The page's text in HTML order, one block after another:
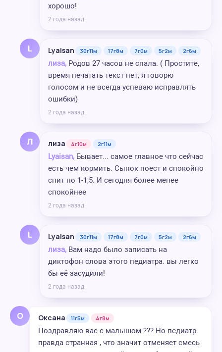
хорошо!
2 года назад
L Lyaisan 30г11м 17г8м 7г0м 5г2м 2г6м
лиза, Родов 27 часов не спала. ( Простите,
время печатать текст нет, я говорю
голосом и не всегда успеваю исправлять
ошибки)
2 года назад
Л лиза 4г10м 2г11м
Lyaisan, Бывает... самое главное что сейчас
есть чем кормить. Сынок поест и спокойно
спит по 1-1,5. И сегодня более менее
спокойнее
2 года назад
L Lyaisan 30г11м 17г8м 7г0м 5г2м 2г6м
лиза, Вам надо было записать на
диктофон слова этого педиатра. вы легко
бы её засудили!
2 года назад
О Оксана 11г5м 4г8м
Поздравляю вас с малышом ??? Но педиатр
правда странная , что значит отменяет смесь